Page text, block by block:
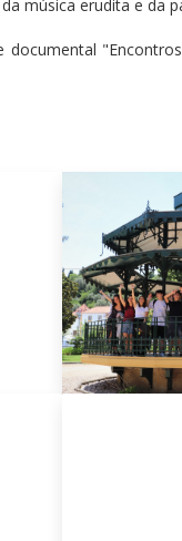
música erudita e da